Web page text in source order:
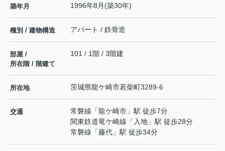
築年月 1996年8月(築30年)
種別 / 建物構造 アパート / 鉄骨造
部屋 /
所在階 / 階建て
101 / 1階 / 3階建
所在地 茨城県龍ケ崎市若柴町3289-6
交通 常磐線 「龍ケ崎市 」駅 徒歩7分
関東鉄道竜ケ崎線 「 入地 」駅 徒歩28分
常磐線 「藤代 」駅 徒歩34分